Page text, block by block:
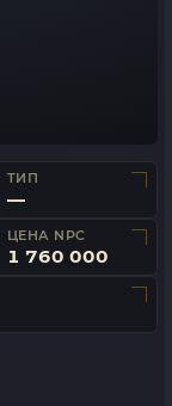
ТИП
—
ЦЕНА NPC
1 760 000